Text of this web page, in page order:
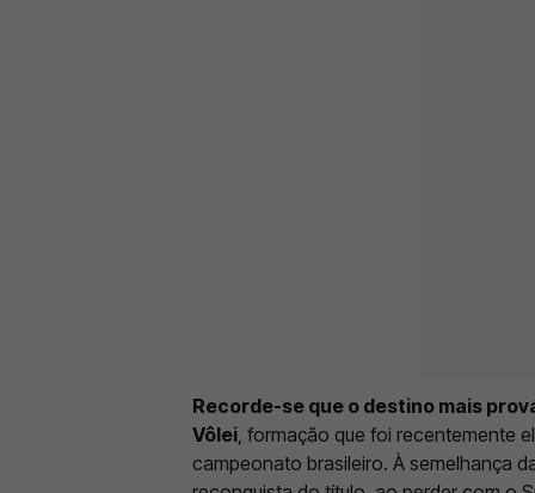
Recorde-se que o destino mais
Vôlei , formação que foi recentemente
campeonato brasileiro. À semelhança